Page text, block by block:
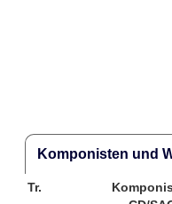
Komponisten und
Tr.